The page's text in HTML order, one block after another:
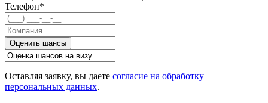
Телефон*
Оценить шансы
Оставляя заявку, вы даете согласие на обработку
персональных данных.